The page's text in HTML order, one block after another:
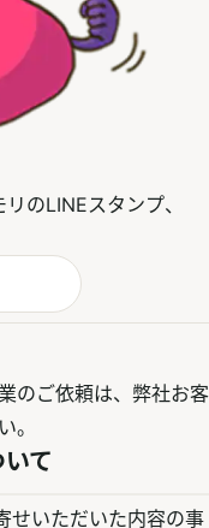
のLINEスタンプ、
のご依頼は、弊社お客
。
て
せいただいた内容の事